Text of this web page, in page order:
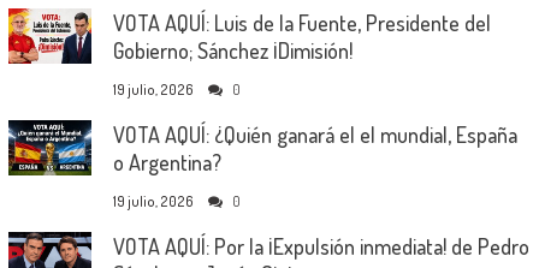
VOTA AQUÍ: Luis de la Fuente, Presidente del
Gobierno; Sánchez ¡Dimisión!
19 julio, 2026 0
VOTA AQUÍ: ¿Quién ganará el el mundial, España
o Argentina?
19 julio, 2026 0
VOTA AQUÍ: Por la ¡Expulsión inmediata! de Pedro